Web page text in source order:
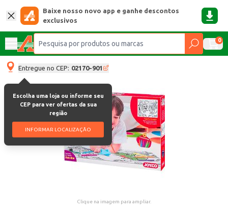
Baixe nosso novo app e ganhe descontos
exclusivos
0
Entregue no CEP: 02170-901
Escolha uma loja ou informe seu
CEP para ver ofertas da sua
região
INFORMAR LOCALIZAÇÃO
Clique na imagem para ampliar.